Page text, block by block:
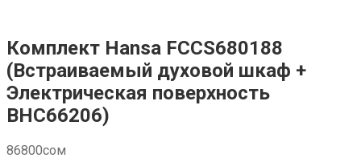
Комплект Hansa FCCS680188
(Встраиваемый духовой шкаф +
Электрическая поверхность
BHC66206)
86800сом